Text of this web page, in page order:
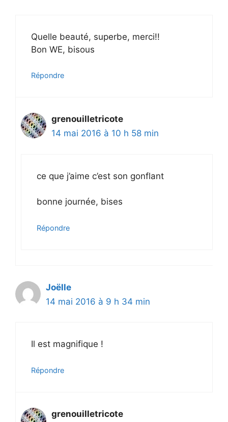
Quelle beauté, superbe, merci!!
Bon WE, bisous
Répondre
grenouilletricote
14 mai 2016 à 10 h 58 min
ce que j’aime c’est son gonflant
bonne journée, bises
Répondre
Joëlle
14 mai 2016 à 9 h 34 min
Il est magnifique !
Répondre
grenouilletricote